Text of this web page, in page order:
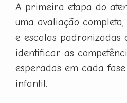
A primeira etapa do
uma avaliação completa,
e escalas padronizadas
identificar as
esperadas em cada
infantil.